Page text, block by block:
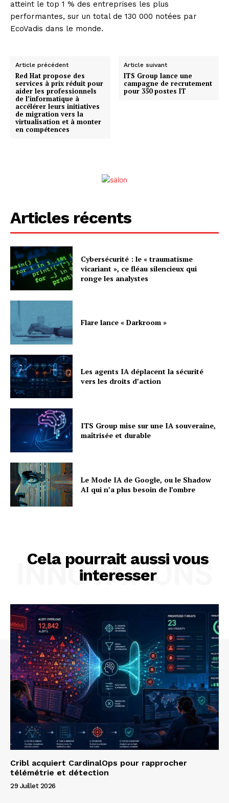
atteint le top 1 % des entreprises les plus
performantes, sur un total de 130 000 notées par
EcoVadis dans le monde.
Article précédent
Red Hat propose des
services à prix réduit pour
aider les professionnels
de l’informatique à
accélérer leurs initiatives
de migration vers la
virtualisation et à monter
en compétences
Article suivant
ITS Group lance une
campagne de recrutement
pour 350 postes IT
Articles récents
Cybersécurité : le « traumatisme
vicariant », ce fléau silencieux qui
ronge les analystes
Flare lance « Darkroom »
Les agents IA déplacent la sécurité
vers les droits d’action
ITS Group mise sur une IA souveraine,
maîtrisée et durable
Le Mode IA de Google, ou le Shadow
AI qui n’a plus besoin de l’ombre
Cela pourrait aussi vous
interesser
INNOVATIONS
Cribl acquiert CardinalOps pour rapprocher
télémétrie et détection
29 Juillet 2026